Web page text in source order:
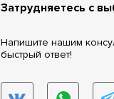
Затрудняетесь с
Напишите нашим
быстрый ответ!